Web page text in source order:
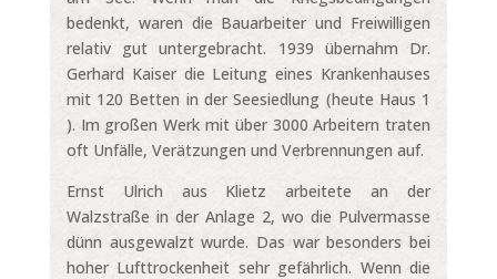
bedenkt, waren die Bauarbeiter und Freiwilligen
relativ gut untergebracht. 1939 übernahm Dr.
Gerhard Kaiser die Leitung eines Krankenhauses
mit 120 Betten in der Seesiedlung (heute Haus 1
). Im großen Werk mit über 3000 Arbeitern traten
oft Unfälle, Verätzungen und Verbrennungen auf.
Ernst Ulrich aus Klietz arbeitete an der
Walzstraße in der Anlage 2, wo die Pulvermasse
dünn ausgewalzt wurde. Das war besonders bei
hoher Lufttrockenheit sehr gefährlich. Wenn die